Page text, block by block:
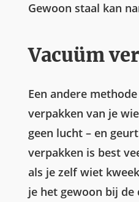
Gewoon staal kan
Vacuüm
Een andere
verpakken van je
geen lucht – en
verpakken is best
als je zelf wiet
je het gewoon bij